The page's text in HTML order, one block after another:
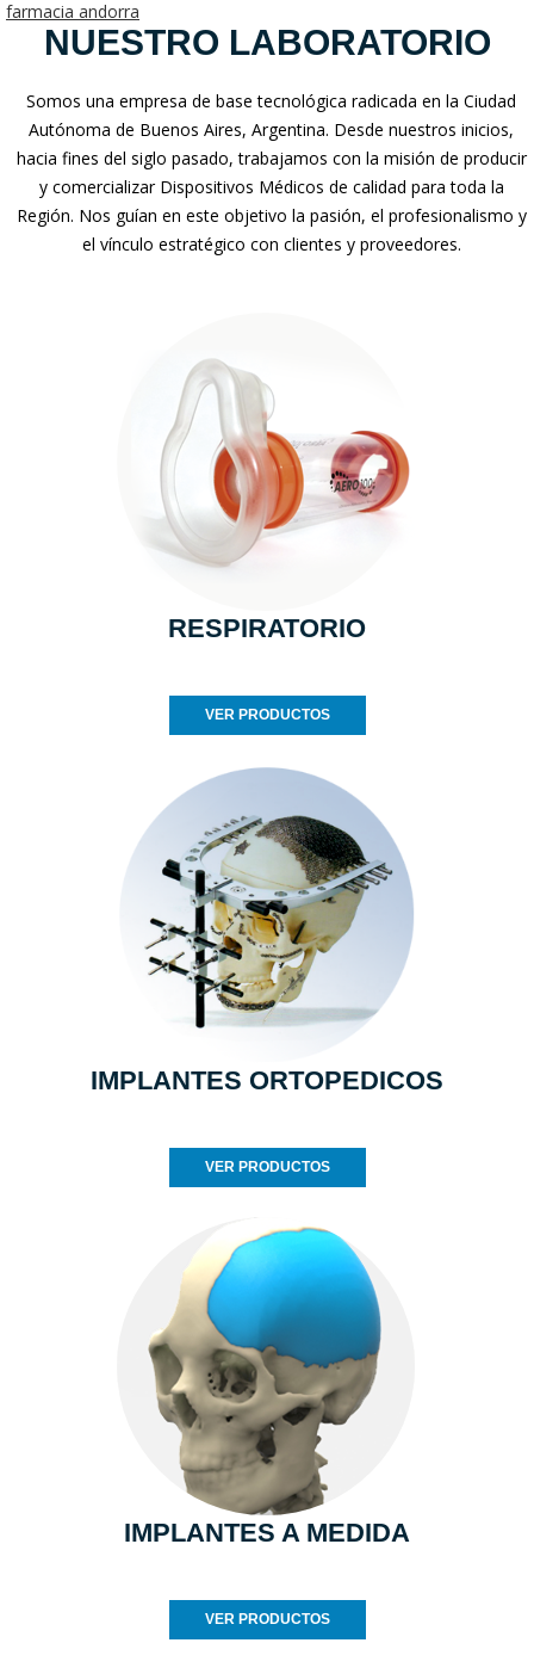
farmacia andorra
NUESTRO LABORATORIO
Somos una empresa de base tecnológica radicada en la Ciudad
Autónoma de Buenos Aires, Argentina. Desde nuestros inicios,
hacia fines del siglo pasado, trabajamos con la misión de producir
y comercializar Dispositivos Médicos de calidad para toda la
Región. Nos guían en este objetivo la pasión, el profesionalismo y
el vínculo estratégico con clientes y proveedores.
RESPIRATORIO
VER PRODUCTOS
IMPLANTES ORTOPEDICOS
VER PRODUCTOS
IMPLANTES A MEDIDA
VER PRODUCTOS